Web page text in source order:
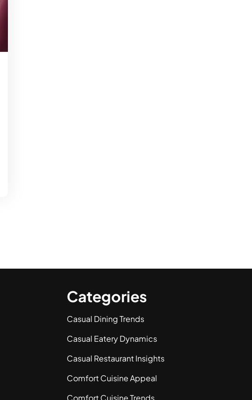
Categories
Casual Dining Trends
Casual Eatery Dynamics
Casual Restaurant Insights
Comfort Cuisine Appeal
Comfort Cuisine Trends